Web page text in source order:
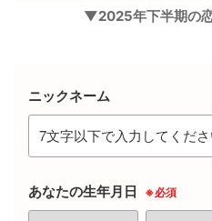
▼2025年下半期の
ニックネーム
あなたの生年月日 ※必須